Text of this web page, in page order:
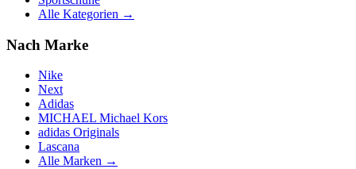
Alle Kategorien →
Nach Marke
Nike
Next
Adidas
MICHAEL Michael Kors
adidas Originals
Lascana
Alle Marken →